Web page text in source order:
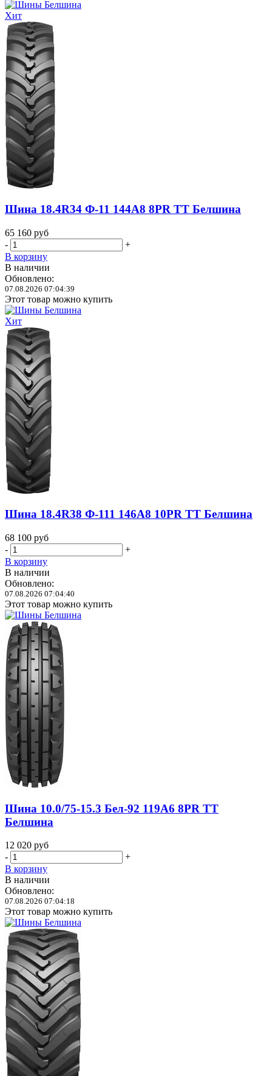
Хит
Шина 18.4R34 Ф-11 144A8 8PR TT Белшина
65 160 руб
-
+
В корзину
В наличии
Обновлено:
07.08.2026 07:04:39
Этот товар можно купить
Хит
Шина 18.4R38 Ф-111 146A8 10PR TT Белшина
68 100 руб
-
+
В корзину
В наличии
Обновлено:
07.08.2026 07:04:40
Этот товар можно купить
Шина 10.0/75-15.3 Бел-92 119A6 8PR TT
Белшина
12 020 руб
-
+
В корзину
В наличии
Обновлено:
07.08.2026 07:04:18
Этот товар можно купить